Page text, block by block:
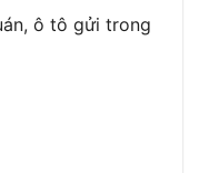
ô tô gửi trong